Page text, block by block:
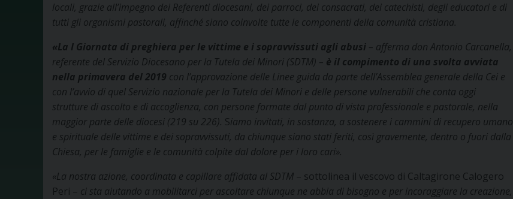
locali, grazie all’impegno dei Referenti diocesani, dei parroci, dei consacrati, dei catechisti, degli educatori e di
tutti gli organismi pastorali, affinché siano coinvolte tutte le componenti della comunità cristiana.
«La I Giornata di preghiera per le vittime e i sopravvissuti agli abusi – afferma don Antonio Carcanella,
referente del Servizio Diocesano per la Tutela dei Minori (SDTM) – è il compimento di una svolta avviata
nella primavera del 2019 con l’approvazione delle Linee guida da parte dell’Assemblea generale della Cei e
con l’avvio di quel Servizio nazionale per la Tutela dei Minori e delle persone vulnerabili che conta oggi
strutture di ascolto e di accoglienza, con persone formate dal punto di vista professionale e pastorale, nella
maggior parte delle diocesi (219 su 226). Siamo invitati, in sostanza, a sostenere i cammini di recupero umano
e spirituale delle vittime e dei sopravvissuti, da chiunque siano stati feriti, così gravemente, dentro o fuori dalla
Chiesa, per le famiglie e le comunità colpite dal dolore per i loro cari».
«La nostra azione, coordinata e capillare affidata al SDTM – sottolinea il vescovo di Caltagirone Calogero
Peri – ci sta aiutando a mobilitarci per ascoltare chiunque ne abbia di bisogno e per incoraggiare la creazione,